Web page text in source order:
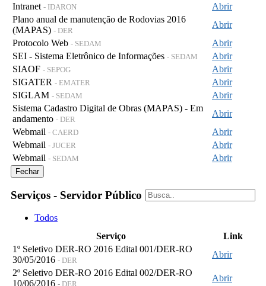
Intranet - IDARON
Abrir
Plano anual de manutenção de Rodovias 2016
(MAPAS) - DER
Abrir
Protocolo Web - SEDAM
Abrir
SEI - Sistema Eletrônico de Informações - SEDAM
Abrir
SIAOF - SEPOG
Abrir
SIGATER - EMATER
Abrir
SIGLAM - SEDAM
Abrir
Sistema Cadastro Digital de Obras (MAPAS) - Em
andamento - DER
Abrir
Webmail - CAERD
Abrir
Webmail - JUCER
Abrir
Webmail - SEDAM Abrir
Fechar
Serviços - Servidor Público
Todos
Serviço
Link
1º Seletivo DER-RO 2016 Edital 001/DER-RO
30/05/2016 - DER
Abrir
2º Seletivo DER-RO 2016 Edital 002/DER-RO
10/06/2016 - DER
Abrir